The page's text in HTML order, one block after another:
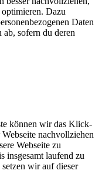
Dazu
Daten
sofern du deren
können wir das Klick-
nachvollziehen
Webseite zu
insgesamt laufend zu
wir auf dieser